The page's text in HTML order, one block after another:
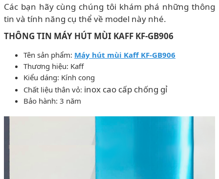
Các bạn hãy cùng chúng tôi khám phá những thông
tin và tính năng cụ thể về model này nhé.
THÔNG TIN MÁY HÚT MÙI KAFF KF-GB906
Tên sản phẩm: Máy hút mùi Kaff KF-GB906
Thương hiệu: Kaff
Kiểu dáng: Kính cong
Chất liệu thân vỏ: inox cao cấp chống gỉ
Bảo hành: 3 năm